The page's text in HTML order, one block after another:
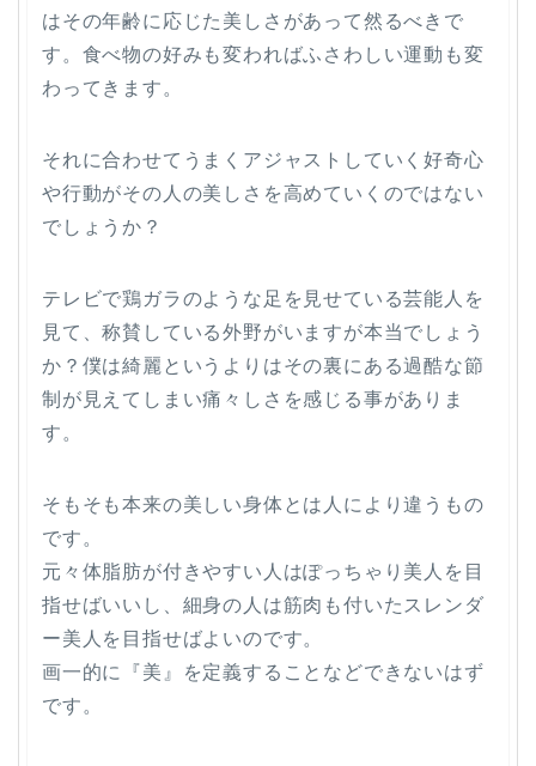
はその年齢に応じた美しさがあって然るべきで
す。食べ物の好みも変わればふさわしい運動も変
わってきます。
それに合わせてうまくアジャストしていく好奇心
や行動がその人の美しさを高めていく のではない
でしょうか？
テレビで鶏ガラのような足を見せている芸能人を
見て、称賛している外野がいますが本当でしょう
か？僕は綺麗というよりはその裏にある過酷な節
制が見えてしまい痛々しさを感じる事がありま
す。
そもそも本来の美しい身体とは人により違うもの
です。
元々体脂肪が付きやすい人はぽっちゃり美人を目
指せばいいし、細身の人は筋肉も付いたスレンダ
ー美人を目指せばよいのです。
画一的に『美』を定義することなどできないはず
です。